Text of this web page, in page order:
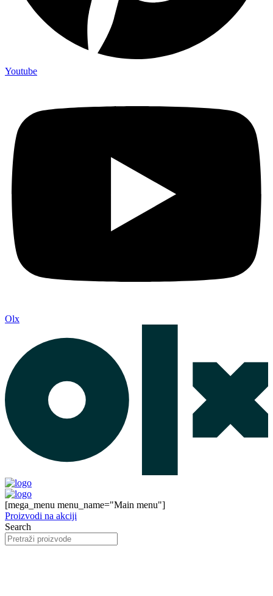
Youtube
Olx
[mega_menu menu_name="Main menu"]
Proizvodi na akciji
Search